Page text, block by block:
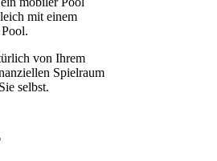
mit einem
von Ihrem
Spielraum
selbst.